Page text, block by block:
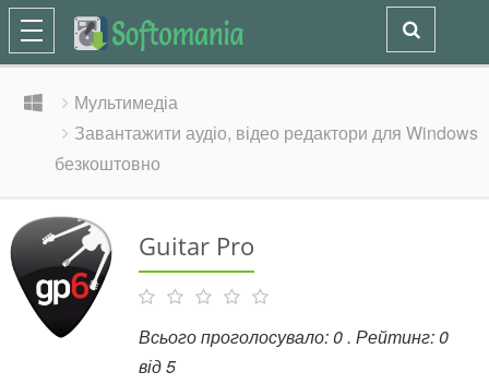
Мультимедіа
Завантажити аудіо, відео редактори для Windows
безкоштовно
Guitar Pro
Всього проголосувало:0. Рейтинг:0
від5